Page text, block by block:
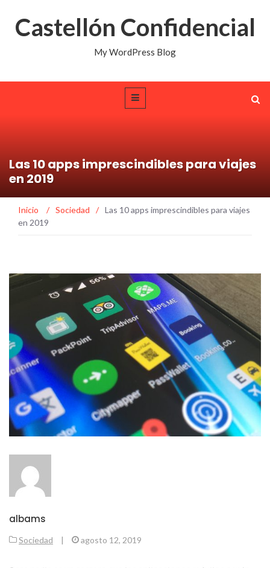
Castellón Confidencial
My WordPress Blog
Las 10 apps imprescindibles para viajes
en 2019
Inicio / Sociedad / Las 10 apps imprescindibles para viajes
en 2019
albams
Sociedad | agosto 12, 2019